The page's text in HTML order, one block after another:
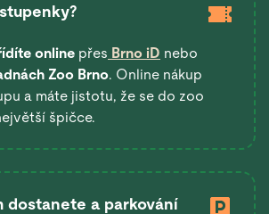
online přes Brno iD nebo
Zoo Brno. Online nákup
a máte jistotu, že se do zoo
špičce.
dostanete a parkování